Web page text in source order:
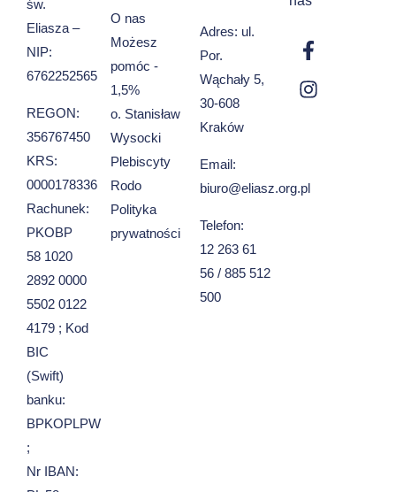
św.
Eliasza –
NIP:
6762252565
REGON:
356767450
KRS:
0000178336
Rachunek:
PKOBP
58 1020
2892 0000
5502 0122
4179 ; Kod
BIC
(Swift)
banku:
BPKOPLPW
;
Nr IBAN:
O nas
Możesz
pomóc -
1,5%
o. Stanisław
Wysocki
Plebiscyty
Rodo
Polityka
prywatności
Adres: ul.
Por.
Wąchały 5,
30-608
Kraków
Email:
biuro@eliasz.org.pl
Telefon:
12 263 61
56 / 885 512
500